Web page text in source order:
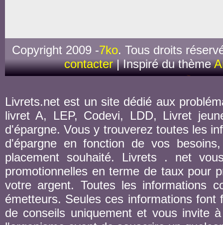
Copyright 2009 -7ko. Tous droits
contacter| Inspiré du thème
Livrets.net est un site dédié aux
livret A, LEP, Codevi, LDD, Livret
d'épargne. Vous y trouverez toutes les
d'épargne en fonction de vos
placement souhaité. Livrets . net
promotionnelles en terme de taux pour
votre argent. Toutes les informations
émetteurs. Seules ces informations
de conseils uniquement et vous invite